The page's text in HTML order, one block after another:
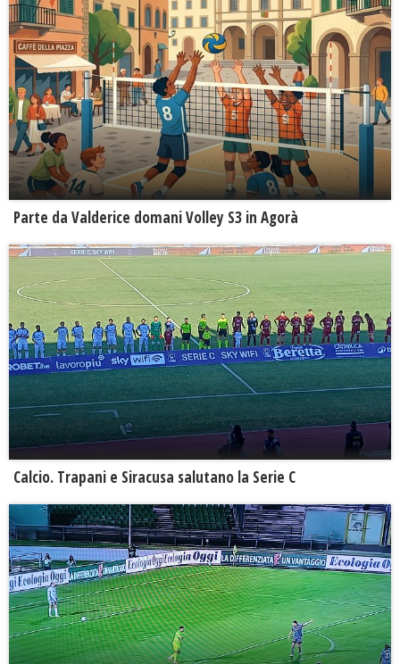
Parte da Valderice domani Volley S3 in Agorà
Calcio. Trapani e Siracusa salutano la Serie C